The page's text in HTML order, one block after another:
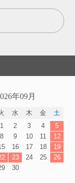
年09月
水 木 金
土
1
2 3 4
5
8 9 10 11
12
16 17 18
19
23 24 25
26
30